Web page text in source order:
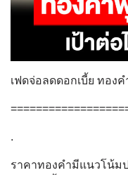
เฟดจ่อลดดอกเบี้ย ทอง
.
ราคาทองคำมีแนวโน้ม